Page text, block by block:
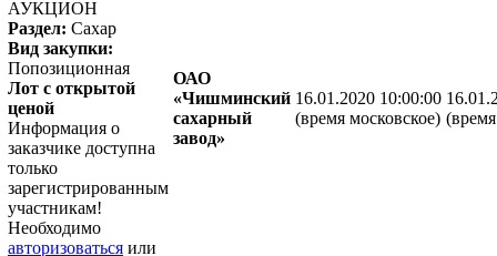
АУКЦИОН
Раздел: Сахар
Вид закупки:
Попозиционная
Лот с открытой
ценой
Информация о
заказчике доступна
только
зарегистрированным
участникам!
Необходимо
авторизоваться или
ОАО
«Чишминский
сахарный
завод»
16.01.2020 10:00:00
(время московское)